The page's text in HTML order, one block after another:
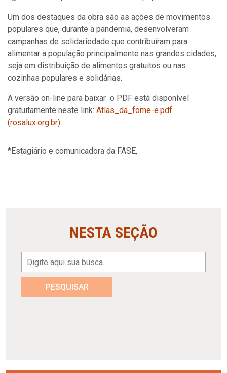
Um dos destaques da obra são as ações de movimentos
populares que, durante a pandemia, desenvolveram
campanhas de solidariedade que contribuíram para
alimentar a população principalmente nas grandes cidades,
seja em distribuição de alimentos gratuitos ou nas
cozinhas populares e solidárias.
A versão on-line para baixar o PDF está disponível
gratuitamente neste link: Atlas_da_fome-e.pdf
(rosalux.org.br)
*Estagiário e comunicadora da FASE,
NESTA SEÇÃO
PESQUISAR